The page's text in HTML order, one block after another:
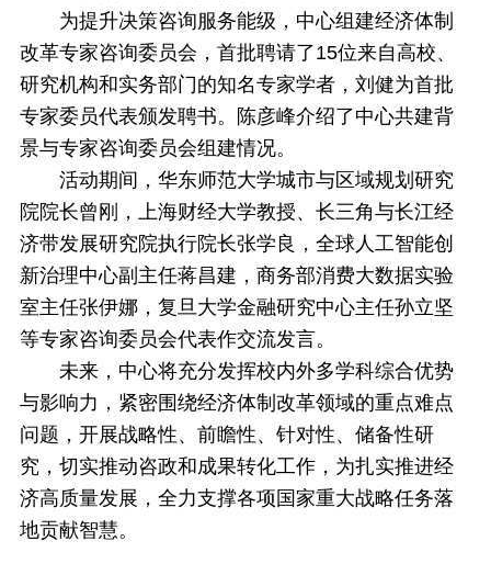
为提升决策咨询服务能级，中心组建经济体制
改革专家咨询委员会，首批聘请了15位来自高校、
研究机构和实务部门的知名专家学者，刘健为首批
专家委员代表颁发聘书。陈彦峰介绍了中心共建背
景与专家咨询委员会组建情况。
活动期间，华东师范大学城市与区域规划研究
院院长曾刚，上海财经大学教授、长三角与长江经
济带发展研究院执行院长张学良，全球人工智能创
新治理中心副主任蒋昌建，商务部消费大数据实验
室主任张伊娜，复旦大学金融研究中心主任孙立坚
等专家咨询委员会代表作交流发言。
未来，中心将充分发挥校内外多学科综合优势
与影响力，紧密围绕经济体制改革领域的重点难点
问题，开展战略性、前瞻性、针对性、储备性研
究，切实推动咨政和成果转化工作，为扎实推进经
济高质量发展，全力支撑各项国家重大战略任务落
地贡献智慧。